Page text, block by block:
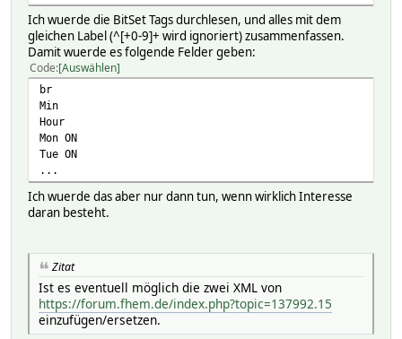
<BitSet id="19">
<Label>+4 Hour</Label>
<Help>+4 Hour</Help>
</BitSet>
<BitSet id="20">
<Help>+8 Hour</Help>
</BitSet>
<BitSet id="21">
<Label>+16 Hour</Label>
<Help>+16 Hour</Help>
</BitSet>
<BitSet id="25">
<Label>Mon ON</Label>
</BitSet>
<Label>Tue ON</Label>
<Help>Tuesday ON</Help>
</BitSet>
<BitSet id="27">
Ich wuerde die BitSet Tags durchlesen, und alles mit dem
gleichen Label (^[+0-9]+ wird ignoriert) zusammenfassen.
Damit wuerde es folgende Felder geben:
Code Auswählen
br
Min
Hour
Mon ON
Tue ON
...
Ich wuerde das aber nur dann tun, wenn wirklich Interesse
daran besteht.
Zitat
Ist es eventuell möglich die zwei XML von
https://forum.fhem.de/index.php?topic=137992.15
einzufügen/ersetzen.